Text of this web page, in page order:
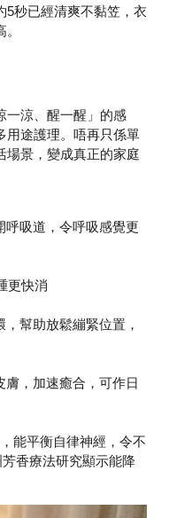
5秒已經清爽不黏笠，衣
一涼、醒一醒」的感
用途護理。唔再只係單
場景，變成真正的家庭
吸道，令呼吸感覺更
更快消
幫助放鬆繃緊位置，
，加速癒合，可作日
能平衡自律神經，令不
香療法研究顯示能降